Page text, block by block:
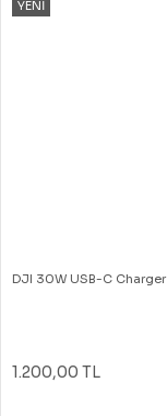
YENİ
DJI 30W USB-C Charger
1.200,00 TL